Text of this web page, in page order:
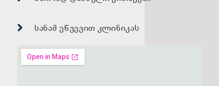
სანამ ეწვევით კლინიკას